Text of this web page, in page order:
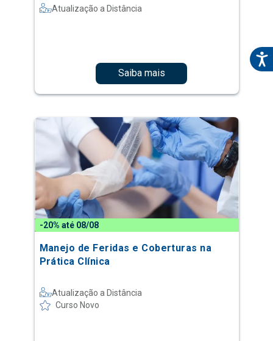
Atualização a Distância
Saiba mais
-20% até 08/08
Manejo de Feridas e Coberturas na
Prática Clínica
Atualização a Distância
Curso Novo